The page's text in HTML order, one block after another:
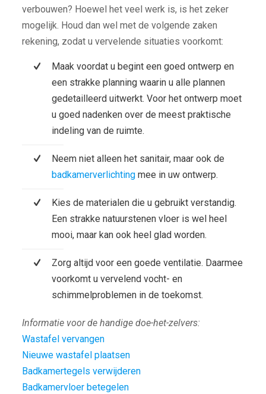
verbouwen? Hoewel het veel werk is, is het zeker
mogelijk. Houd dan wel met de volgende zaken
rekening, zodat u vervelende situaties voorkomt:
Maak voordat u begint een goed ontwerp en
een strakke planning waarin u alle plannen
gedetailleerd uitwerkt. Voor het ontwerp moet
u goed nadenken over de meest praktische
indeling van de ruimte.
Neem niet alleen het sanitair, maar ook de
badkamerverlichtingmee in uw ontwerp.
Kies de materialen die u gebruikt verstandig.
Een strakke natuurstenen vloer is wel heel
mooi, maar kan ook heel glad worden.
Zorg altijd voor een goede ventilatie. Daarmee
voorkomt u vervelend vocht- en
schimmelproblemen in de toekomst.
Informatie voor de handige doe-het-zelvers:
Wastafel vervangen
Nieuwe wastafel plaatsen
Badkamertegels verwijderen
Badkamervloer betegelen